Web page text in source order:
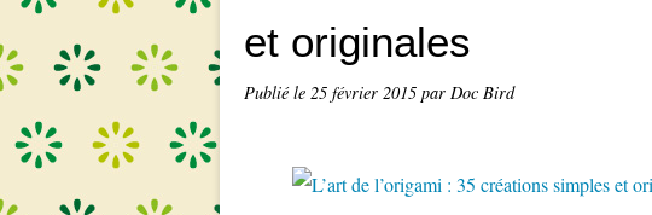
et originales
Publié le 25 février 2015 par Doc Bird